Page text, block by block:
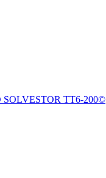
SOLVESTOR TT6-200©